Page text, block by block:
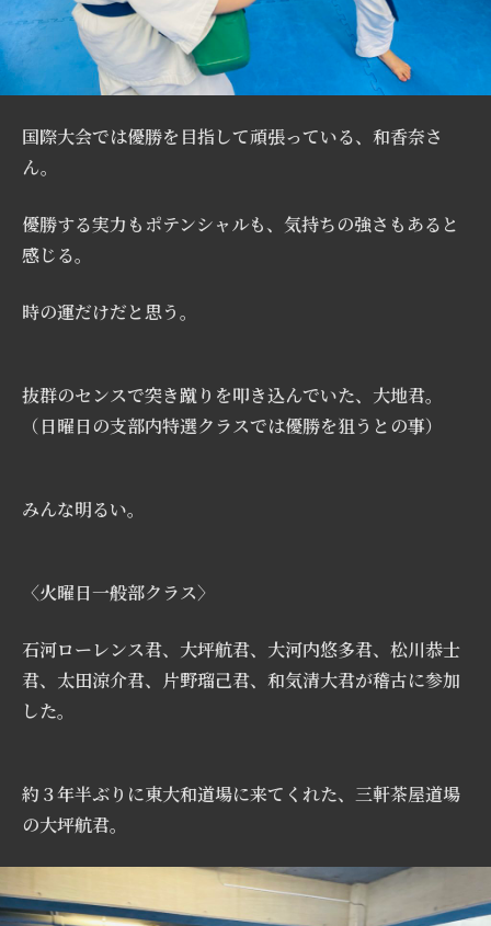
国際大会では優勝を目指して頑張っている、和香奈さ
ん。
優勝する実力もポテンシャルも、気持ちの強さもあると
感じる。
時の運だけだと思う。
抜群のセンスで突き蹴りを叩き込んでいた、大地君。
（日曜日の支部内特選クラスでは優勝を狙うとの事）
みんな明るい。
〈火曜日一般部クラス〉
石河ローレンス君、大坪航君、大河内悠多君、松川恭士
君、太田涼介君、片野瑠己君、和気清大君が稽古に参加
した。
約３年半ぶりに東大和道場に来てくれた、三軒茶屋道場
の大坪航君。